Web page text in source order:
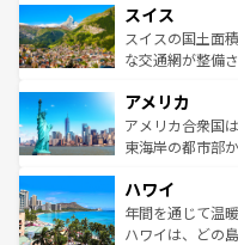
れる地方に足を
きる
を参照してほし
は、お酒好きな人に
ドイツ情報はコ
リアごとに異な
ティー、ビール
戦など、本場だ
ンツ一覧を参照
スイス
スイスの国土面
な交通網が整備
の建物がそのま
博物館もあり、
ことができる。
ば市内交通費無料で
着のスイス情報は
アメリカ
アメリカ合衆国
東海岸の都市部
のような巨大都
ンメントが詰ま
西部には大自然
ハワイ
年間を通じて温
ハワイは、どの